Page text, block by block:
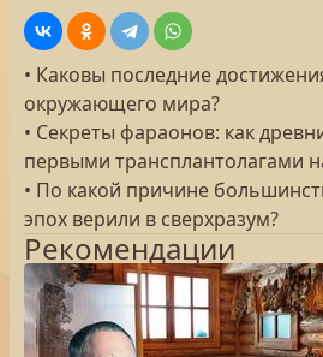
• Каковы последние
окружающего мира?
• Секреты фараонов: как
первыми трансплантолагами
• По какой причине
эпох верили в сверхразум?
Рекомендации